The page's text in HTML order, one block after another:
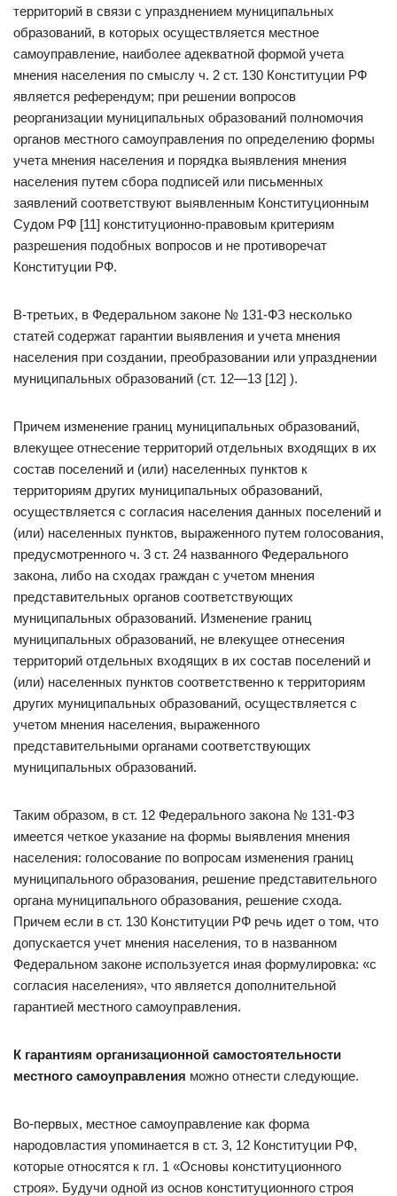
территорий в связи с упразднением муниципальных
образований, в которых осуществляется местное
самоуправление, наиболее адекватной формой учета
мнения населения по смыслу ч. 2 ст. 130 Конституции РФ
является референдум; при решении вопросов
реорганизации муниципальных образований полномочия
органов местного самоуправления по определению формы
учета мнения населения и порядка выявления мнения
населения путем сбора подписей или письменных
заявлений соответствуют выявленным Конституционным
Судом РФ [11] конституционно-правовым критериям
разрешения подобных вопросов и не противоречат
Конституции РФ.
В-третьих, в Федеральном законе № 131-ФЗ несколько
статей содержат гарантии выявления и учета мнения
населения при создании, преобразовании или упразднении
муниципальных образований (ст. 12—13 [12] ).
Причем изменение границ муниципальных образований,
влекущее отнесение территорий отдельных входящих в их
состав поселений и (или) населенных пунктов к
территориям других муниципальных образований,
осуществляется с согласия населения данных поселений и
(или) населенных пунктов, выраженного путем голосования,
предусмотренного ч. 3 ст. 24 названного Федерального
закона, либо на сходах граждан с учетом мнения
представительных органов соответствующих
муниципальных образований. Изменение границ
муниципальных образований, не влекущее отнесения
территорий отдельных входящих в их состав поселений и
(или) населенных пунктов соответственно к территориям
других муниципальных образований, осуществляется с
учетом мнения населения, выраженного
представительными органами соответствующих
муниципальных образований.
Таким образом, в ст. 12 Федерального закона № 131-ФЗ
имеется четкое указание на формы выявления мнения
населения: голосование по вопросам изменения границ
муниципального образования, решение представительного
органа муниципального образования, решение схода.
Причем если в ст. 130 Конституции РФ речь идет о том, что
допускается учет мнения населения, то в названном
Федеральном законе используется иная формулировка: «с
согласия населения», что является дополнительной
гарантией местного самоуправления.
К гарантиям организационной самостоятельности
местного самоуправления можно отнести следующие.
Во-первых, местное самоуправление как форма
народовластия упоминается в ст. 3, 12 Конституции РФ,
которые относятся к гл. 1 «Основы конституционного
строя». Будучи одной из основ конституционного строя